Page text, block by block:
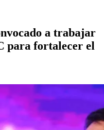
a trabajar
para fortalecer el